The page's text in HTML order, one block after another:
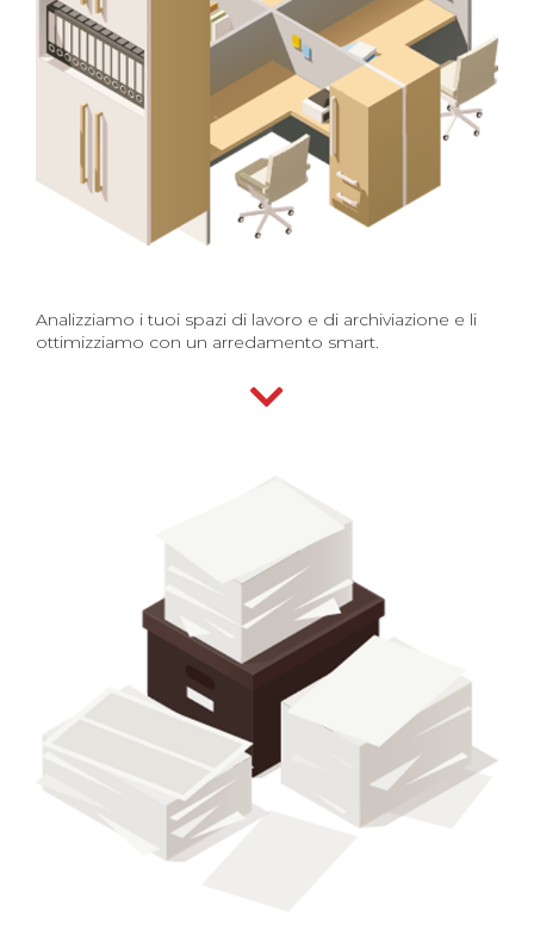
Analizziamo i tuoi spazi di lavoro e di archiviazione e li
ottimizziamo con un arredamento smart.